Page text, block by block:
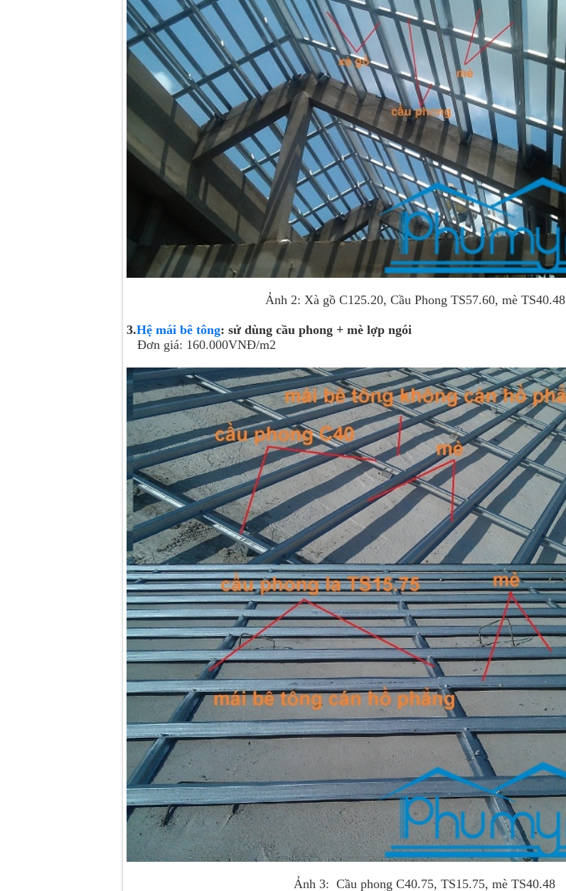
Ảnh 2: Xà gồ C125.20, Cầu Phong TS57.60, mè TS40.48
3.Hệ mái bê tông: sử dùng cầu phong + mè lợp ngói
Đơn giá: 160.000VNĐ/m2
Ảnh 3: Cầu phong C40.75, TS15.75, mè TS40.48